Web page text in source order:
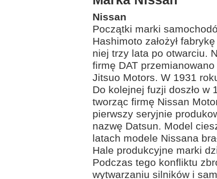
Nissan
Początki marki
Hashimoto założył
niej trzy lata po otwarciu.
firmę DAT
Jitsuo Motors. W 1931
Do kolejnej fuzji doszło w
tworząc firmę Nissan
pierwszy seryjnie
nazwę Datsun. Model
latach modele Nissana
Hale produkcyjne marki
Podczas tego konfliktu
wytwarzaniu silników i